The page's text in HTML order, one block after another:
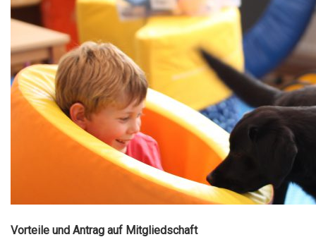
Vorteile und Antrag auf Mitgliedschaft